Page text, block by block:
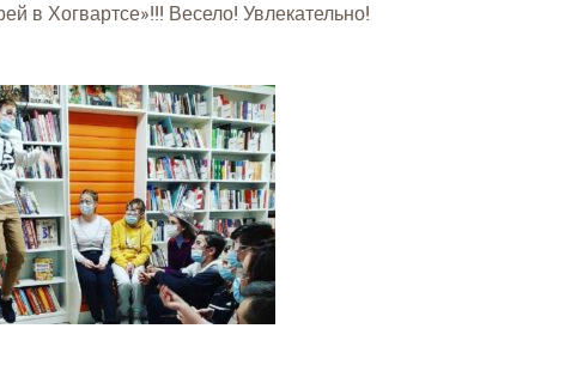
в Хогвартсе»!!! Весело! Увлекательно!